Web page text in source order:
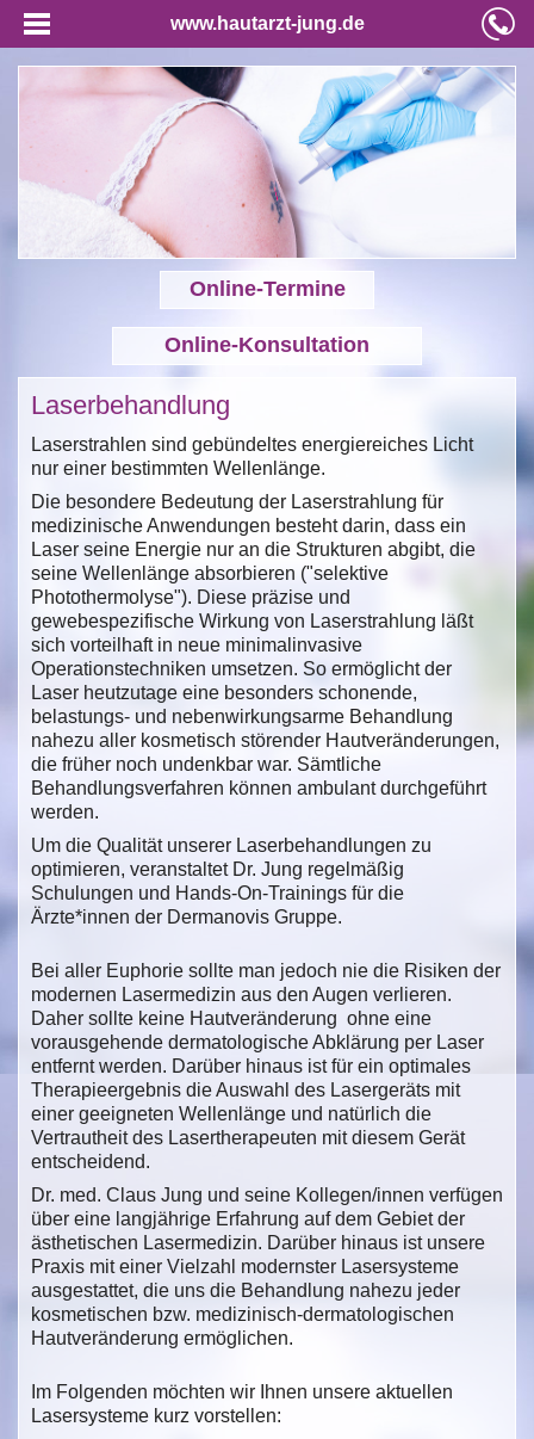
www.hautarzt-jung.de
Online-Termine
Online-Konsultation
Laserbehandlung
Laserstrahlen sind gebündeltes energiereiches Licht
nur einer bestimmten Wellenlänge.
Die besondere Bedeutung der Laserstrahlung für
medizinische Anwendungen besteht darin, dass ein
Laser seine Energie nur an die Strukturen abgibt, die
seine Wellenlänge absorbieren ("selektive
Photothermolyse"). Diese präzise und
gewebespezifische Wirkung von Laserstrahlung läßt
sich vorteilhaft in neue minimalinvasive
Operationstechniken umsetzen. So ermöglicht der
Laser heutzutage eine besonders schonende,
belastungs- und nebenwirkungsarme Behandlung
nahezu aller kosmetisch störender Hautveränderungen,
die früher noch undenkbar war. Sämtliche
Behandlungsverfahren können ambulant durchgeführt
werden.
Um die Qualität unserer Laserbehandlungen zu
optimieren, veranstaltet Dr. Jung regelmäßig
Schulungen und Hands-On-Trainings für die
Ärzte*innen der Dermanovis Gruppe.
Bei aller Euphorie sollte man jedoch nie die Risiken der
modernen Lasermedizin aus den Augen verlieren.
Daher sollte keine Hautveränderung ohne eine
vorausgehende dermatologische Abklärung per Laser
entfernt werden. Darüber hinaus ist für ein optimales
Therapieergebnis die Auswahl des Lasergeräts mit
einer geeigneten Wellenlänge und natürlich die
Vertrautheit des Lasertherapeuten mit diesem Gerät
entscheidend.
Dr. med. Claus Jung und seine Kollegen/innen verfügen
über eine langjährige Erfahrung auf dem Gebiet der
ästhetischen Lasermedizin. Darüber hinaus ist unsere
Praxis mit einer Vielzahl modernster Lasersysteme
ausgestattet, die uns die Behandlung nahezu jeder
kosmetischen bzw. medizinisch-dermatologischen
Hautveränderung ermöglichen.
Im Folgenden möchten wir Ihnen unsere aktuellen
Lasersysteme kurz vorstellen: